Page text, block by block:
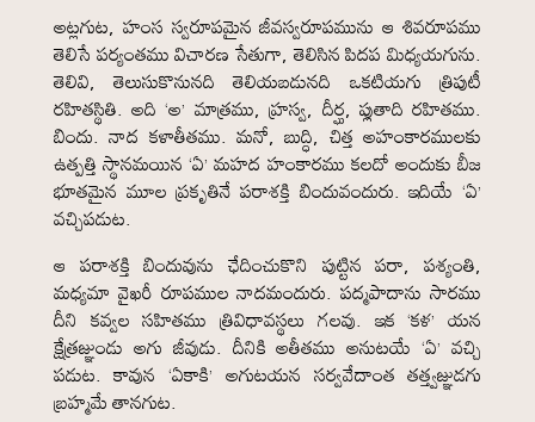
అట్లగుట, హంస స్వరూపమైన జీవస్వరూపమును ఆ శివరూపము
తెలిసే పర్యంతము విచారణ సేతుగా, తెలిసిన పిదప మిధ్యయగును.
తెలివి, తెలుసుకొనునది తెలియబడునది ఒకటియగు త్రిపుటీ
రహితస్థితి. అది ‘అ’ మాత్రము, హ్రస్వ, దీర్ఘ, ప్లుతాది రహితము.
బిందు. నాద కళాతీతము. మనో, బుద్ధి, చిత్త అహంకారములకు
ఉత్పత్తి స్థానమయిన ‘ఏ’ మహద హంకారము కలదో అందుకు బీజ
భూతమైన మూల ప్రకృతినే పరాశక్తి బిందువందురు. ఇదియే ‘ఏ’
వచ్చిపడుట.
ఆ పరాశక్తి బిందువును ఛేదించుకొని పుట్టిన పరా, పశ్యంతి,
మధ్యమా వైఖరీ రూపముల నాదమందురు. పద్మపాదాను సారము
దీని కవ్వల సహితము త్రివిధావస్థలు గలవు. ఇక ‘కళ’ యన
క్షేత్రజ్ఞుండు అగు జీవుడు. దీనికి అతీతము అనుటయే ‘ఏ’ వచ్చి
పడుట. కావున ‘ఏకాకి’ అగుటయన సర్వవేదాంత తత్త్వజ్ఞుడగు
బ్రహ్మమే తానగుట.